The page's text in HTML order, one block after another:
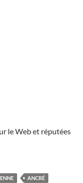
le Web et réputées
ANCRÉ